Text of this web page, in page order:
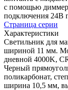
с помощью
подключения 24В
Страница серии
Характеристики
Светильник для
шириной 11 мм.
дневной 4000K,
Черный
поликарбонат,
ширина 10,5 мм,